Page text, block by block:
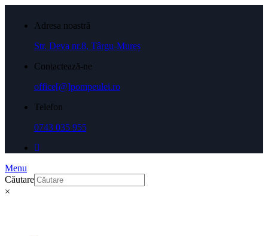
Adresa noastră
Str. Deva nr.8, Târgu-Mureș
Contactează-ne
office[@]pompeulei.ro
Telefon
0743 035 955
Menu
Căutare
×